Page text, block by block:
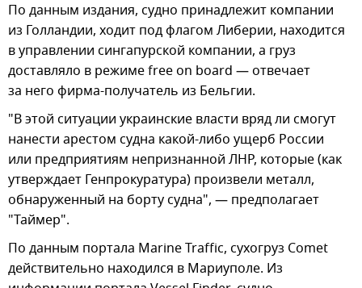
По данным издания, судно принадлежит компании
из Голландии, ходит под флагом Либерии, находится
в управлении сингапурской компании, а груз
доставляло в режиме free on board — отвечает
за него фирма-получатель из Бельгии.
"В этой ситуации украинские власти вряд ли смогут
нанести арестом судна какой-либо ущерб России
или предприятиям непризнанной ЛНР, которые (как
утверждает Генпрокуратура) произвели металл,
обнаруженный на борту судна", — предполагает
"Таймер".
По данным портала Marine Traffic, сухогруз Comet
действительно находился в Мариуполе. Из